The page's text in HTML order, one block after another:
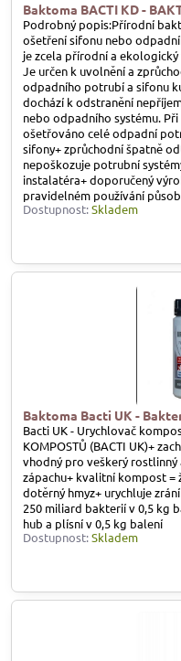
Baktoma BACTI KD -
Podrobný popis:Přírodní
ošetření sifonu nebo
je zcela přírodní a
Je určen k uvolnění a
odpadního potrubí a sifonu
dochází k odstranění
nebo odpadního systému.
ošetřováno celé odpadní
sifony+ zprůchodní špatně
nepoškozuje potrubní
instalatéra+ doporučený
pravidelném používání
Dostupnost:Skladem
Baktoma Bacti UK -
Bacti UK - Urychlovač
KOMPOSTŮ (BACTI UK)+
vhodný pro veškerý
zápachu+ kvalitní kompost =
dotěrný hmyz+ urychluje
250 miliard bakterií v 0,5 kg
hub a plísní v 0,5 kg balení
Dostupnost:Skladem